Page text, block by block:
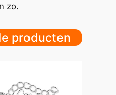
zo.
producten